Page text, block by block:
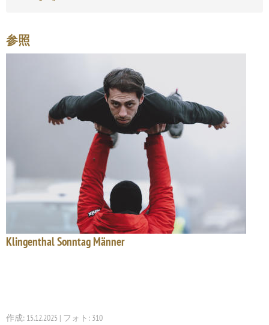
参照
Klingenthal Sonntag Männer
作成: 15.12.2025 | フォト: 310